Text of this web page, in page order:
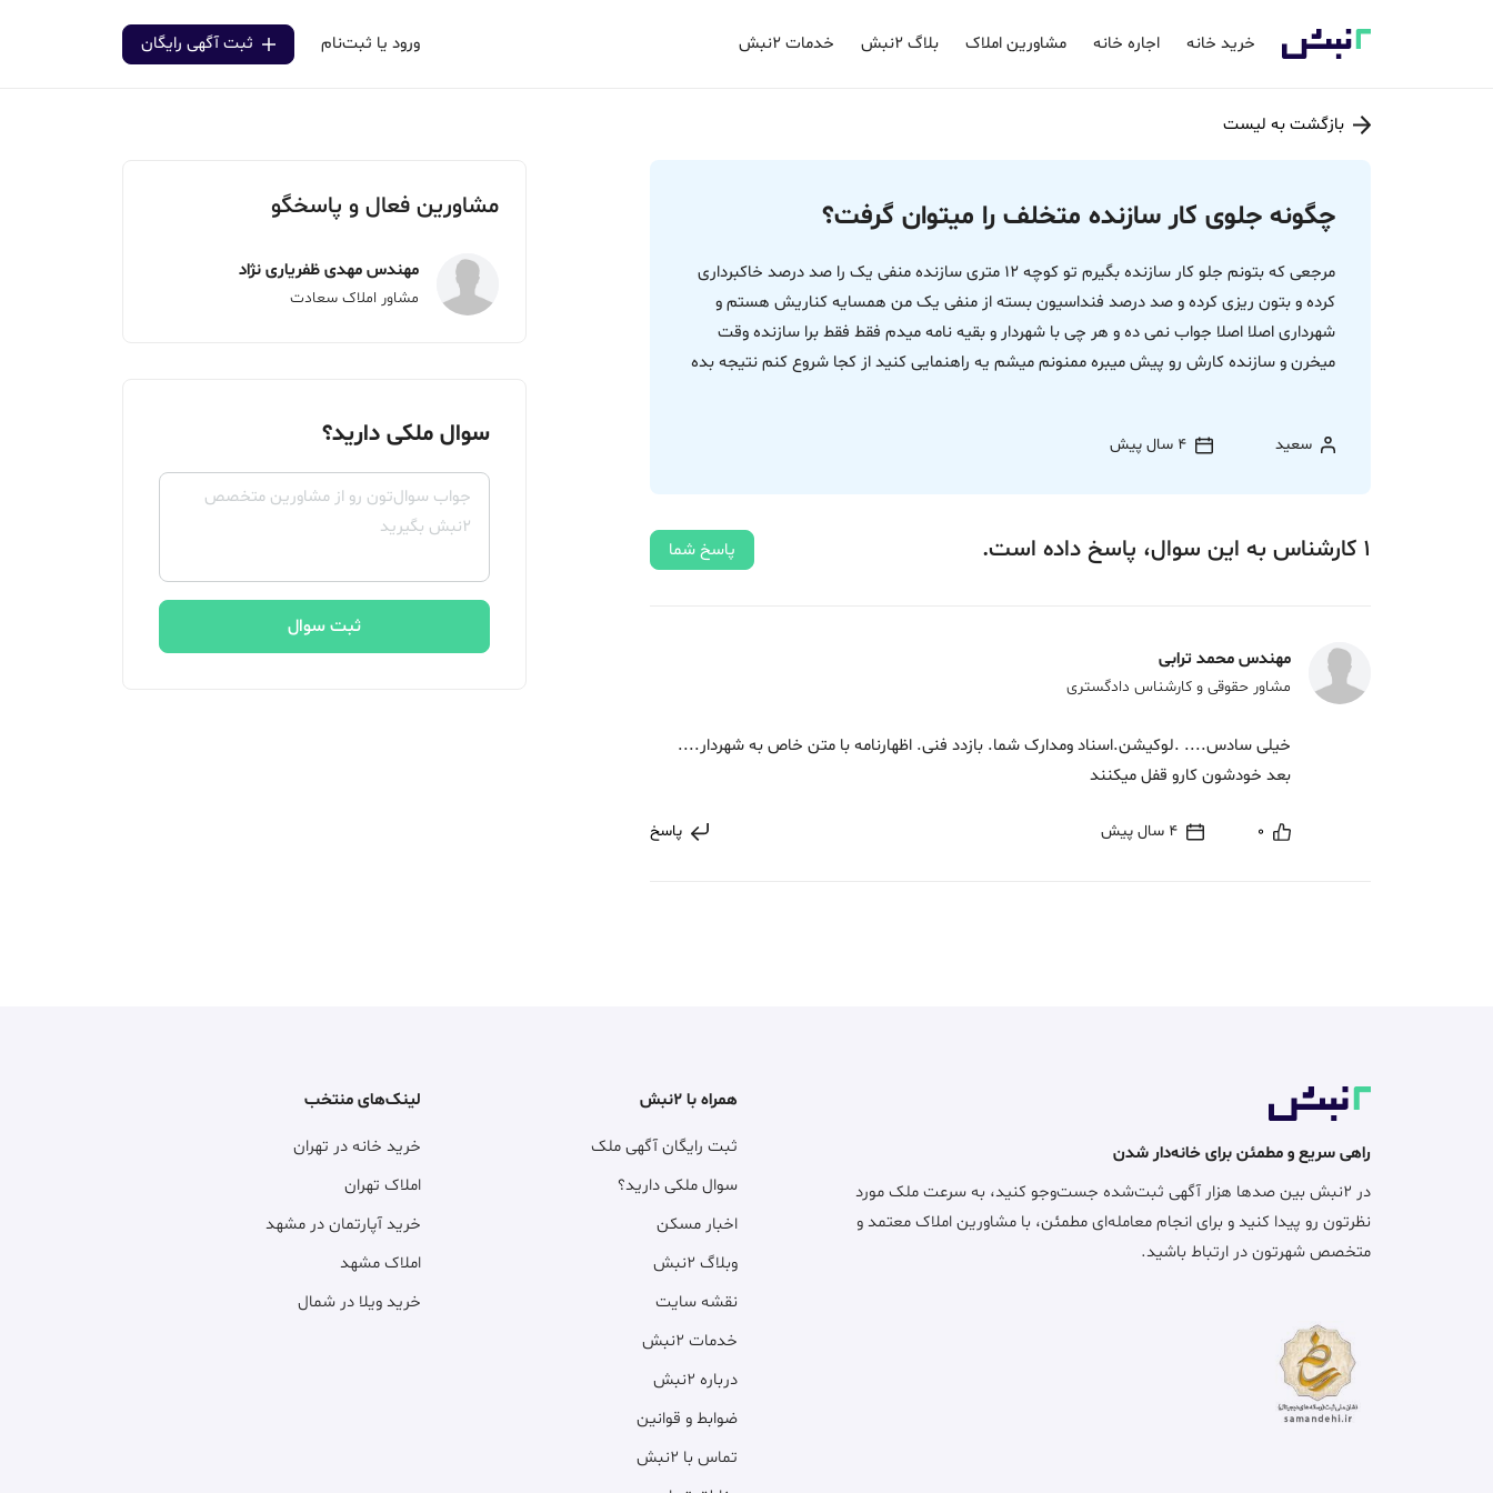
خرید خانه اجاره خانه مشاورین املاک بلاگ ۲نبش خدمات ۲نبش ورود یا ثبت‌نام ثبت آگهی رایگان
بازگشت به لیست
چگونه جلوی کار سازنده متخلف را میتوان گرفت؟
مرجعی که بتونم جلو کار سازنده بگیرم تو کوچه 12 متری سازنده منفی یک را صد درصد خاکبرداری
کرده و بتون ریزی کرده و صد درصد فنداسیون بسته از منفی یک من همسایه کناریش هستم و
شهرداری اصلا اصلا جواب نمی ده و هر چی با شهردار و بقیه نامه میدم فقط فقط برا سازنده وقت
میخرن و سازنده کارش رو پیش میبره ممنونم میشم یه راهنمایی کنید از کجا شروع کنم نتیجه بده
سعید 4 سال پیش
1 کارشناس به این سوال، پاسخ داده‌ است. پاسخ شما
مهندس محمد ترابی
مشاور حقوقی و کارشناس دادگستری
خیلی سادس.... .لوکیشن.اسناد ومدارک شما. بازدد فنی. اظهارنامه با متن خاص به شهردار....
بعد خودشون کارو قفل میکنند
0 4 سال پیش پاسخ
مشاورین فعال و پاسخگو
مهندس مهدی ظفریاری نژاد
مشاور املاک سعادت
سوال ملکی دارید؟
ثبت سوال
راهی سریع و مطمئن برای خانه‌دار شدن
در ۲نبش بین صدها هزار آگهی ثبت‌شده جست‌وجو کنید، به سرعت ملک مورد
نظرتون رو پیدا کنید و برای انجام معامله‌ای مطمئن، با مشاورین املاک معتمد و
متخصص شهرتون در ارتباط باشید.
همراه با ۲نبش
ثبت رایگان آگهی ملک
سوال ملکی دارید؟
اخبار مسکن
وبلاگ ۲نبش
نقشه سایت
خدمات ۲نبش
درباره ۲نبش
ضوابط و قوانین
تماس با ۲نبش
لینک‌های منتخب
خرید خانه در تهران
املاک تهران
خرید آپارتمان در مشهد
املاک مشهد
خرید ویلا در شمال